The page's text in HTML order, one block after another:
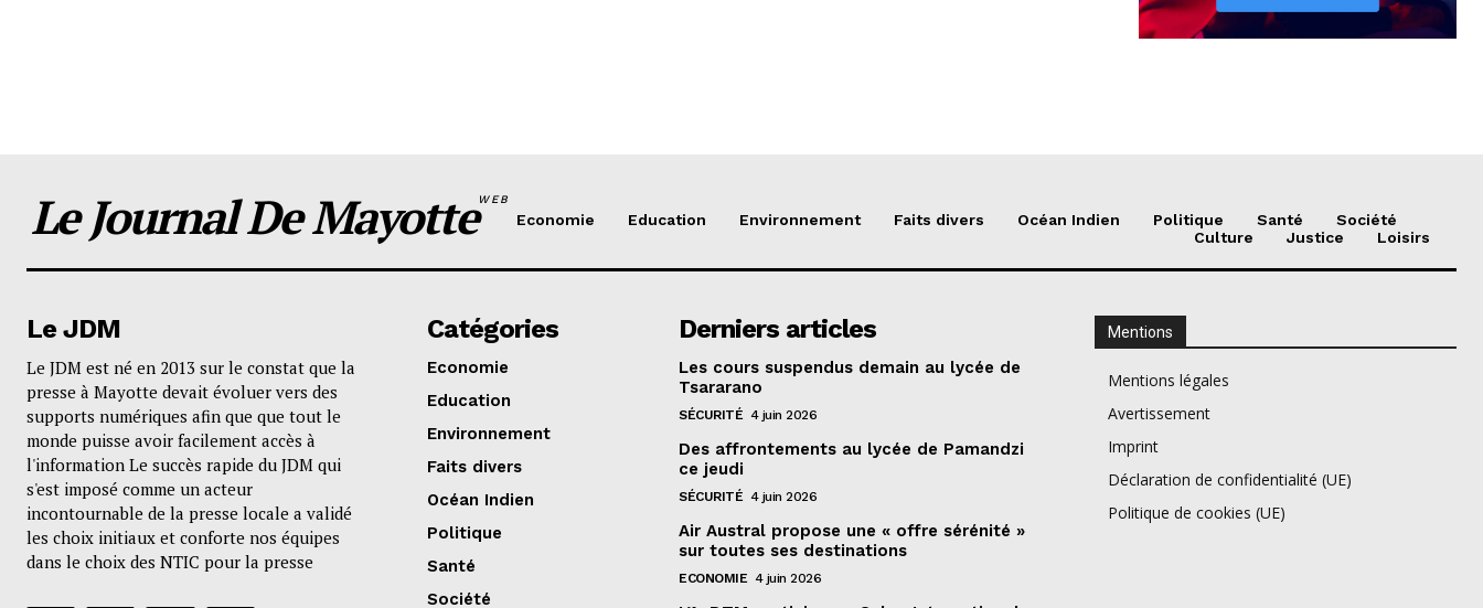
Le Journal De MayotteWEB
Economie Education Environnement Faits divers Océan Indien Politique Santé
Société
Culture
Justice Loisirs
Le JDM
Le JDM est né en 2013 sur le constat que la
presse à Mayotte devait évoluer vers des
supports numériques afin que que tout le
monde puisse avoir facilement accès à
l'information Le succès rapide du JDM qui
s'est imposé comme un acteur
incontournable de la presse locale a validé
les choix initiaux et conforte nos équipes
dans le choix des NTIC pour la presse
Catégories
Economie
Education
Environnement
Faits divers
Océan Indien
Politique
Santé
Société
Derniers articles
Les cours suspendus demain au lycée de
Tsararano
SÉCURITÉ 4 juin 2026
Des affrontements au lycée de Pamandzi
ce jeudi
SÉCURITÉ 4 juin 2026
Air Austral propose une « offre sérénité »
sur toutes ses destinations
ECONOMIE 4 juin 2026
Mentions
Mentions légales
Avertissement
Imprint
Déclaration de confidentialité (UE)
Politique de cookies (UE)